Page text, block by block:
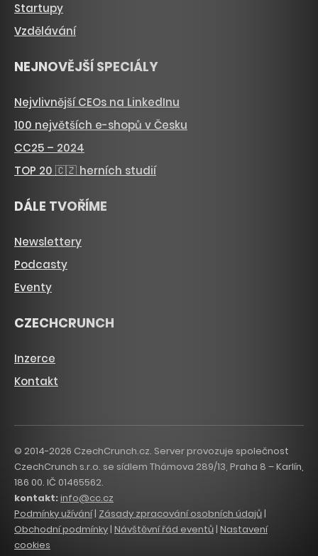
Startupy
Vzdělávání
NEJNOVĚJŠÍ SPECIÁLY
Nejvlivnější CEOs na LinkedInu
100 největších e-shopů v Česku
CC25 – 2024
TOP 20 🇨🇿 herních studií
DÁLE TVOŘÍME
Newslettery
Podcasty
Eventy
CZECHCRUNCH
Inzerce
Kontakt
© 2014-2026 CzechCrunch.cz. Server provozuje společnost
CzechCrunch s.r.o. se sídlem Thámova 289/13, Praha 8 – Karlín,
186 00. IČ 01465562.
kontakt:info@cc.cz
Podmínky užívání| Zásady zpracování osobních údajů|
Obchodní podmínky| Návštěvní řád eventů | Nastavení
cookies